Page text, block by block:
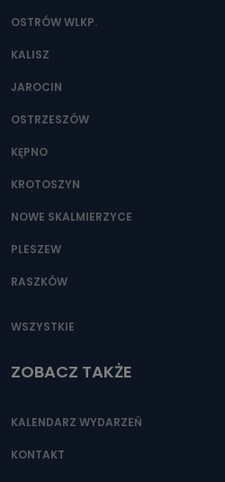
OSTRÓW WLKP.
KALISZ
JAROCIN
OSTRZESZÓW
KĘPNO
KROTOSZYN
NOWE SKALMIERZYCE
PLESZEW
RASZKÓW
WSZYSTKIE
ZOBACZ TAKŻE
KALENDARZ WYDARZEŃ
KONTAKT